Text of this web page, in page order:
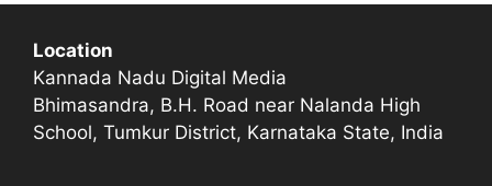
Location
Kannada Nadu Digital Media
Bhimasandra, B.H. Road near Nalanda High
School, Tumkur District, Karnataka State, India